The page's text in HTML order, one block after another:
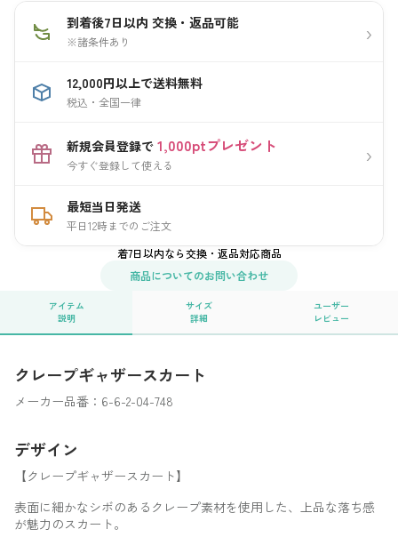
到着後7日以内 交換・返品可能
※諸条件あり ›
12,000円以上で送料無料
税込・全国一律
新規会員登録で 1,000ptプレゼント
今すぐ登録して使える ›
最短当日発送
平日12時までのご注文
着7日以内なら交換・返品対応商品
商品についてのお問い合わせ
アイテム
説明
サイズ
詳細
ユーザー
レビュー
クレープギャザースカート
メーカー品番：6-6-2-04-748
デザイン
【クレープギャザースカート】
表面に細かなシボのあるクレープ素材を使用した、上品な落ち感
が魅力のスカート。